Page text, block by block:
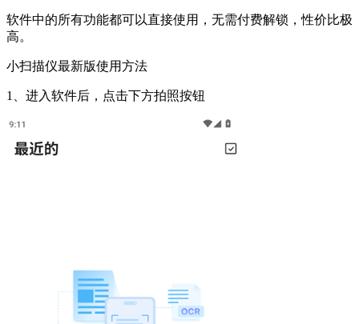
软件中的所有功能都可以直接使用，无需付费解锁，性价比极
高。
小扫描仪最新版使用方法
1、进入软件后，点击下方拍照按钮